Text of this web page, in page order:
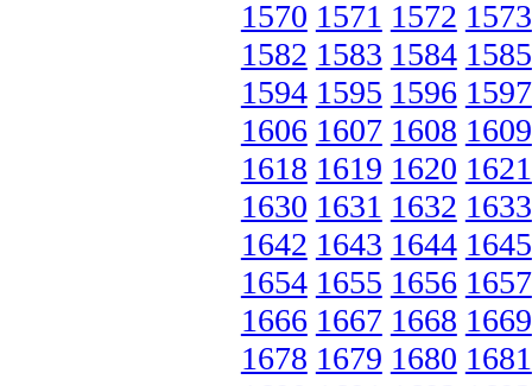
1570 1571 1572 1573
1582 1583 1584 1585
1594 1595 1596 1597
1606 1607 1608 1609
1618 1619 1620 1621
1630 1631 1632 1633
1642 1643 1644 1645
1654 1655 1656 1657
1666 1667 1668 1669
1678 1679 1680 1681